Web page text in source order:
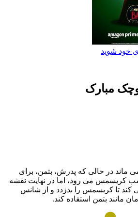
که پدرش، بتمن، برای
رود، اما در نهایت نقشه
را بدزدد و از شانس
استفاده کند.